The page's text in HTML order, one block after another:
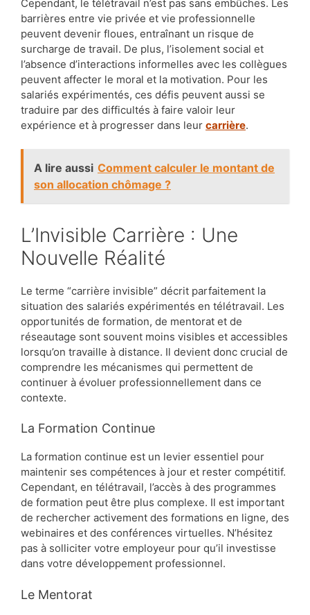
Cependant, le télétravail n’est pas sans embûches. Les
barrières entre vie privée et vie professionnelle
peuvent devenir floues, entraînant un risque de
surcharge de travail. De plus, l’isolement social et
l’absence d’interactions informelles avec les collègues
peuvent affecter le moral et la motivation. Pour les
salariés expérimentés, ces défis peuvent aussi se
traduire par des difficultés à faire valoir leur
expérience et à progresser dans leur carrière.
A lire aussi Comment calculer le montant de
son allocation chômage ?
L’Invisible Carrière : Une
Nouvelle Réalité
Le terme “carrière invisible” décrit parfaitement la
situation des salariés expérimentés en télétravail. Les
opportunités de formation, de mentorat et de
réseautage sont souvent moins visibles et accessibles
lorsqu’on travaille à distance. Il devient donc crucial de
comprendre les mécanismes qui permettent de
continuer à évoluer professionnellement dans ce
contexte.
La Formation Continue
La formation continue est un levier essentiel pour
maintenir ses compétences à jour et rester compétitif.
Cependant, en télétravail, l’accès à des programmes
de formation peut être plus complexe. Il est important
de rechercher activement des formations en ligne, des
webinaires et des conférences virtuelles. N’hésitez
pas à solliciter votre employeur pour qu’il investisse
dans votre développement professionnel.
Le Mentorat